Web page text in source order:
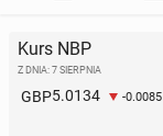
Kurs NBP
Z DNIA: 7 SIERPNIA
GBP5.0134 -0.0085